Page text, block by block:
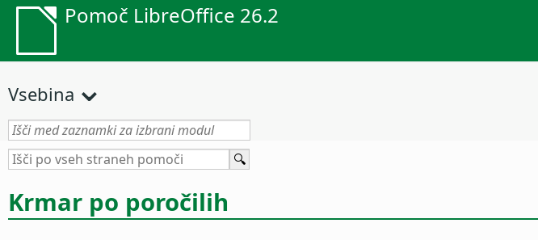
Pomoč LibreOffice 26.2
Vsebina
Krmar po poročilih